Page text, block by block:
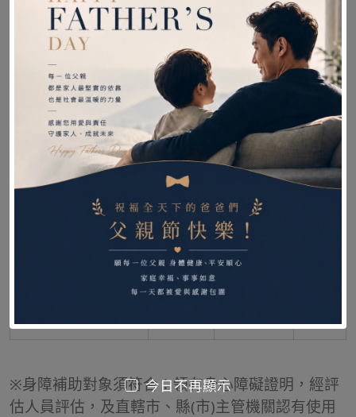
補助資訊
補助項目 身障補助金額
低收入
戶
戶
一般
高活動型輪椅-進階
60000 45000
0
※身障補助對象須符合：領有身心障礙證明，經評
估人員評估，及直轄市、縣(市)主管機關認有使用
今日不再顯示